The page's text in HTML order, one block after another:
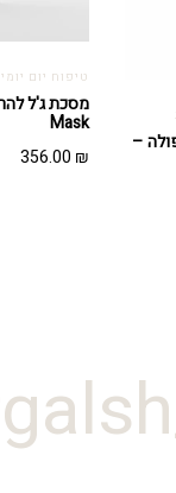
–
טיפוח יום יומי
Mask
356.00 ₪